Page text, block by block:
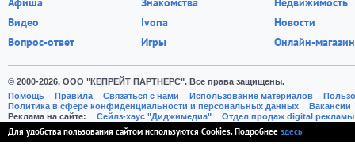
Видео
Вопрос-ответ
Ivona
Игры
Новости
Онлайн-магазин
© 2000-2026, ООО "КЕПРЕЙТ ПАРТНЕРС". Все права защищены.
Помощь
Правила Связаться с нами Использование материалов
Политика в сфере конфиденциальности и персональных данных
Вакансии
Реклама на сайте:
Cейлз-хаус "Диджимедиа" Отдел продаж digital рекламы
Для удобства пользования сайтом используются Cookies. Подробнее здесь